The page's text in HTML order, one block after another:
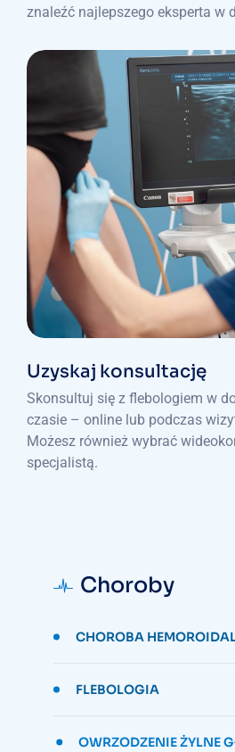
znaleźć najlepszego eksperta w
Uzyskaj konsultację
Skonsultuj się z flebologiem w
czasie – online lub podczas
Możesz również wybrać
specjalistą.
Choroby
CHOROBA
FLEBOLOGIA
OWRZODZENIE ŻYLNE